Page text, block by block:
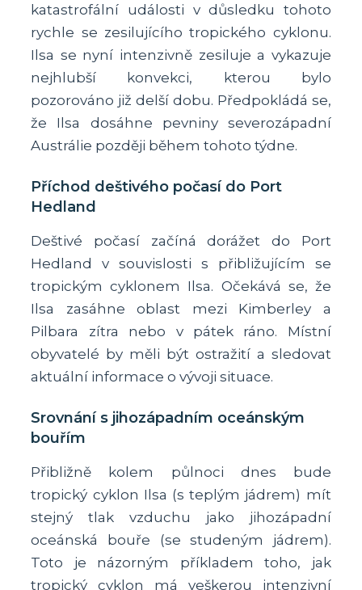
katastrofální události v důsledku tohoto
rychle se zesilujícího tropického cyklonu.
Ilsa se nyní intenzivně zesiluje a vykazuje
nejhlubší konvekci, kterou bylo
pozorováno již delší dobu. Předpokládá se,
že Ilsa dosáhne pevniny severozápadní
Austrálie později během tohoto týdne.
Příchod deštivého počasí do Port
Hedland
Deštivé počasí začíná dorážet do Port
Hedland v souvislosti s přibližujícím se
tropickým cyklonem Ilsa. Očekává se, že
Ilsa zasáhne oblast mezi Kimberley a
Pilbara zítra nebo v pátek ráno. Místní
obyvatelé by měli být ostražití a sledovat
aktuální informace o vývoji situace.
Srovnání s jihozápadním oceánským
bouřím
Přibližně kolem půlnoci dnes bude
tropický cyklon Ilsa (s teplým jádrem) mít
stejný tlak vzduchu jako jihozápadní
oceánská bouře (se studeným jádrem).
Toto je názorným příkladem toho, jak
tropický cyklon má veškerou intenzivní